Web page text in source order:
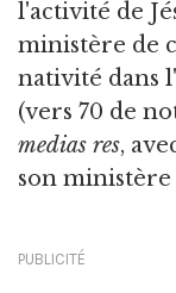
l'activité de
ministère de
nativité dans
(vers 70 de
medias res,
son ministère
PUBLICITÉ